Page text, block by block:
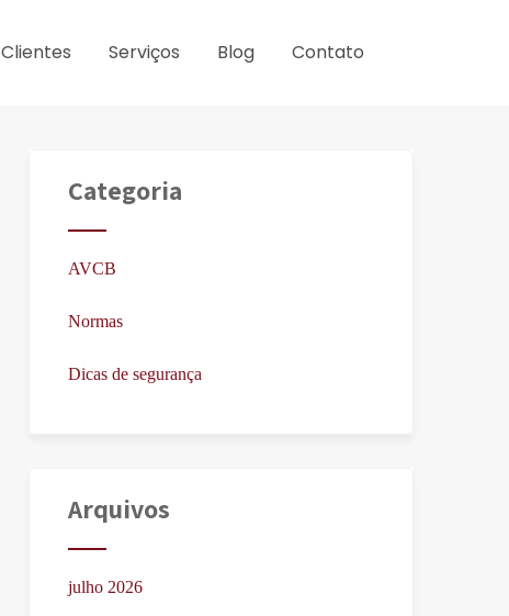
Clientes Serviços Blog Contato
Categoria
AVCB
Normas
Dicas de segurança
Arquivos
julho 2026